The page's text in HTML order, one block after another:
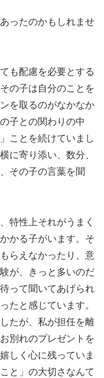
ったのかもしれませ
も配慮を必要とする
の子は自分のことを
を取るのがなかなか
子との関わりの中
ことを続けていまし
に寄り添い、数分、
その子の言葉を聞
特性上それがうまく
かる子がいます。そ
らえなかったり、意
が、きっと多いのだ
って聞いてあげられ
たと感じています。
たが、私が担任を離
別れのプレゼントを
しく心に残っていま
と」の大切さなんて